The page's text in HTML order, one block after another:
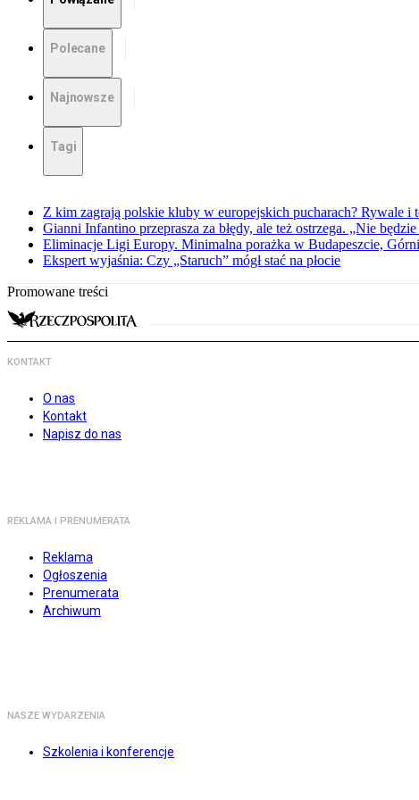
Polecane
Najnowsze
Tagi
Z kim zagrają polskie kluby w europejskich pucharach? Rywale i
Gianni Infantino przeprasza za błędy, ale też ostrzega. „Nie
Eliminacje Ligi Europy. Minimalna porażka w Budapeszcie,
Ekspert wyjaśnia: Czy „Staruch” mógł stać na płocie
Promowane treści
KONTAKT
O nas
Kontakt
Napisz do nas
REKLAMA I PRENUMERATA
Reklama
Ogłoszenia
Prenumerata
Archiwum
NASZE WYDARZENIA
Szkolenia i konferencje